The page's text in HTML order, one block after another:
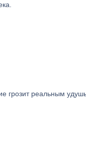
грозит реальным